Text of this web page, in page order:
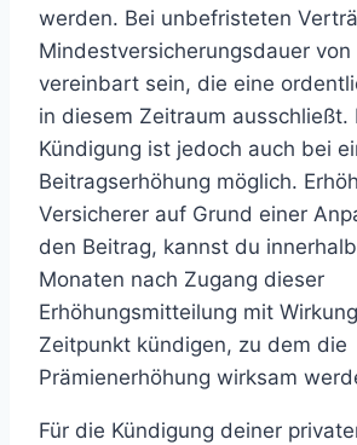
werden. Bei unbefristeten
Mindestversicherungsdauer von
vereinbart sein, die eine
in diesem Zeitraum ausschließt.
Kündigung ist jedoch auch bei
Beitragserhöhung möglich.
Versicherer auf Grund einer
den Beitrag, kannst du
Monaten nach Zugang dieser
Erhöhungsmitteilung mit
Zeitpunkt kündigen, zu dem die
Prämienerhöhung wirksam
Für die Kündigung deiner